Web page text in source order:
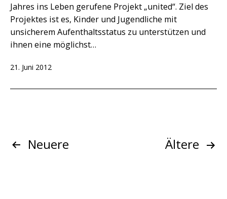
Jahres ins Leben gerufene Projekt „united“. Ziel des
Projektes ist es, Kinder und Jugendliche mit
unsicherem Aufenthaltsstatus zu unterstützen und
ihnen eine möglichst…
Veröffentlicht
21. Juni 2012
Beitragsnavigation
Neuere Ältere